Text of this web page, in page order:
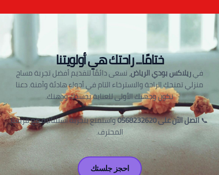
ختامًا... راحتك هي أولويتنا
فيريلاكس بودي الرياض، نسعى دائمًا لتقديم أفضل تجربة مساج
منزلي تمنحك الراحة والاسترخاء التام في أجواء هادئة وآمنة. دعنا
نكون وجهتك الأولى للعناية بجسدك وذهنك.
📞اتصل الآن على 0568232620
واستمتع بتجربة استثنائية مع فريقنا
المحترف.
احجز جلستك